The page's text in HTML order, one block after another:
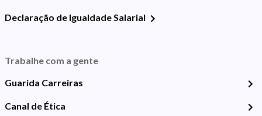
Declaração de Igualdade Salarial
Trabalhe com a gente
Guarida Carreiras
Canal de Ética